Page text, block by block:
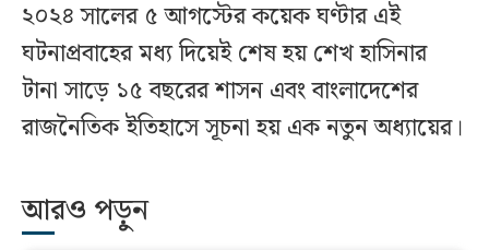
২০২৪ সালের ৫ আগস্টের কয়েক ঘণ্টার এই
ঘটনাপ্রবাহের মধ্য দিয়েই শেষ হয় শেখ হাসিনার
টানা সাড়ে ১৫ বছরের শাসন এবং বাংলাদেশের
রাজনৈতিক ইতিহাসে সূচনা হয় এক নতুন অধ্যায়ের।
আরও পড়ুন